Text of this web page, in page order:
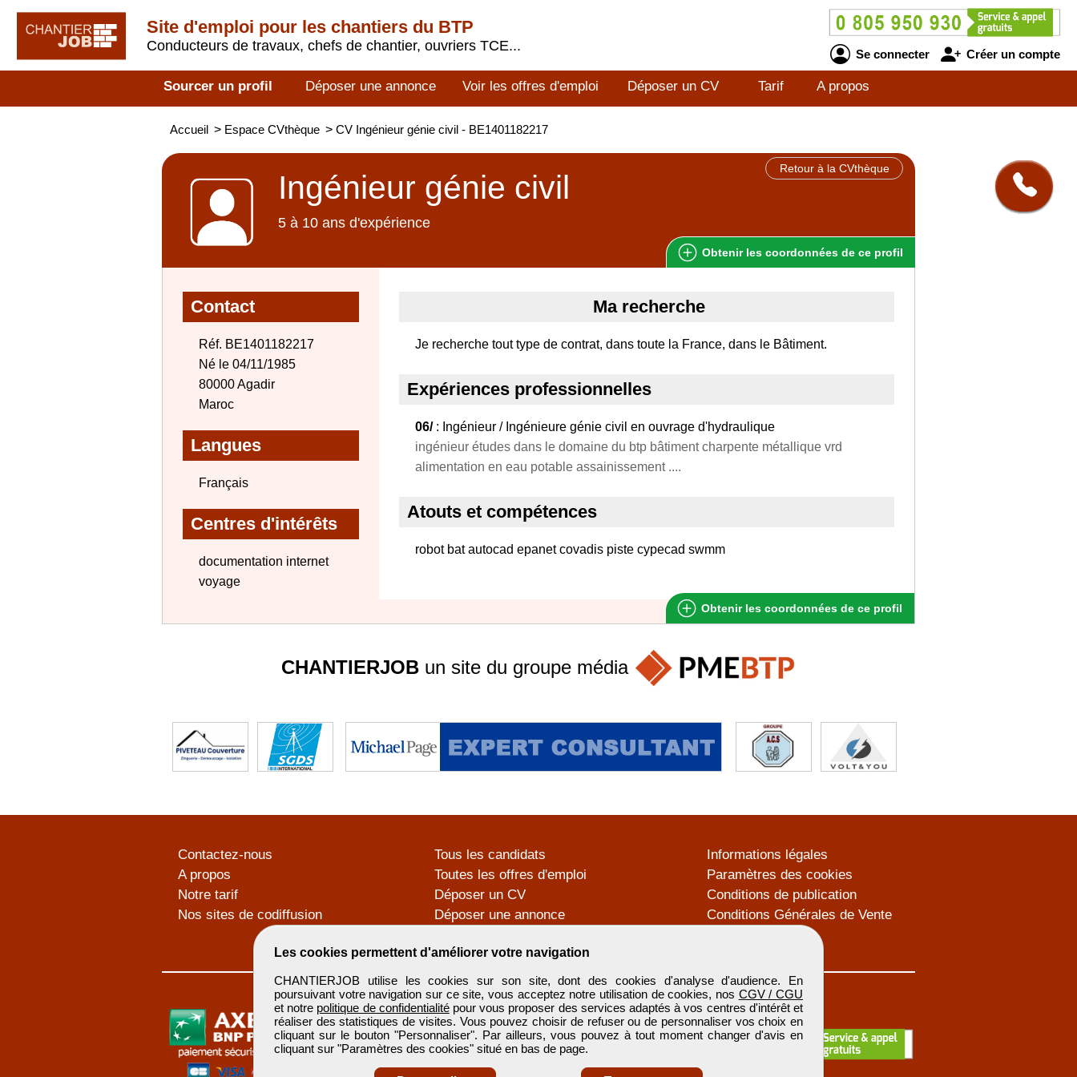
Site d'emploi pour les chantiers du BTP
Conducteurs de travaux, chefs de chantier, ouvriers TCE...
Se connecter Créer un compte
Sourcer un profil Déposer une annonce Voir les offres d'emploi Déposer un CV Tarif A propos
Accueil > Espace CVthèque > CV Ingénieur génie civil - BE1401182217
Retour à la CVthèque
Ingénieur génie civil
5 à 10 ans d'expérience
Obtenir les coordonnées de ce profil
Contact
Réf. BE1401182217
Né le 04/11/1985
80000 Agadir
Maroc
Langues
Français
Centres d'intérêts
documentation internet
voyage
Ma recherche
Je recherche tout type de contrat, dans toute la France, dans le Bâtiment.
Expériences professionnelles
06/: Ingénieur / Ingénieure génie civil en ouvrage d'hydraulique
ingénieur études dans le domaine du btp bâtiment charpente métallique vrd
alimentation en eau potable assainissement ....
Atouts et compétences
robot bat autocad epanet covadis piste cypecad swmm
Obtenir les coordonnées de ce profil
Les cookies permettent d'améliorer votre navigation
CHANTIERJOB utilise les cookies sur son site, dont des cookies d'analyse d'audience. En
poursuivant votre navigation sur ce site, vous acceptez notre utilisation de cookies, nos CGV / CGU
et notre politique de confidentialitépour vous proposer des services adaptés à vos centres d'intérêt et
réaliser des statistiques de visites. Vous pouvez choisir de refuser ou de personnaliser vos choix en
cliquant sur le bouton "Personnaliser". Par ailleurs, vous pouvez à tout moment changer d'avis en
cliquant sur "Paramètres des cookies" situé en bas de page.
CHANTIERJOBun site du groupe média
Contactez-nous
A propos
Notre tarif
Nos sites de codiffusion
Tous les candidats
Toutes les offres d'emploi
Déposer un CV
Déposer une annonce
Informations légales
Paramètres des cookies
Conditions de publication
Conditions Générales de Vente